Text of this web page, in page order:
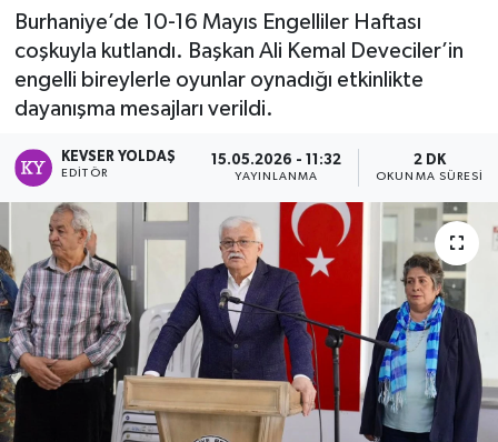
Burhaniye’de 10-16 Mayıs Engelliler Haftası
coşkuyla kutlandı. Başkan Ali Kemal Deveciler’in
engelli bireylerle oyunlar oynadığı etkinlikte
dayanışma mesajları verildi.
KEVSER YOLDAŞ
EDITÖR
15.05.2026 - 11:32
YAYINLANMA
2 DK
OKUNMA SÜRESI
BİYOGRAFİLER
Burhaniye
Dursunbey
Edremit
EĞİTİM
EKONOMİ
Tüm Manşetler
Son Dakika Haberleri